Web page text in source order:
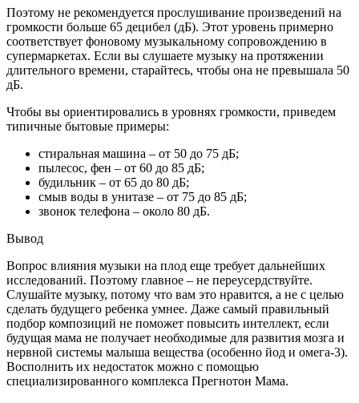
Поэтому не рекомендуется прослушивание произведений на
громкости больше 65 децибел (дБ). Этот уровень примерно
соответствует фоновому музыкальному сопровождению в
супермаркетах. Если вы слушаете музыку на протяжении
длительного времени, старайтесь, чтобы она не превышала 50
дБ.
Чтобы вы ориентировались в уровнях громкости, приведем
типичные бытовые примеры:
стиральная машина – от 50 до 75 дБ;
пылесос, фен – от 60 до 85 дБ;
будильник – от 65 до 80 дБ;
смыв воды в унитазе – от 75 до 85 дБ;
звонок телефона – около 80 дБ.
Вывод
Вопрос влияния музыки на плод еще требует дальнейших
исследований. Поэтому главное – не переусердствуйте.
Слушайте музыку, потому что вам это нравится, а не с целью
сделать будущего ребенка умнее. Даже самый правильный
подбор композиций не поможет повысить интеллект, если
будущая мама не получает необходимые для развития мозга и
нервной системы малыша вещества (особенно йод и омега-3).
Восполнить их недостаток можно с помощью
специализированного комплекса Прегнотон Мама.